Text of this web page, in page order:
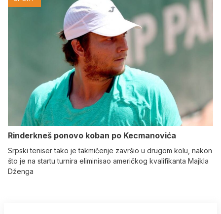
Rinderkneš ponovo koban po Kecmanovića
Srpski teniser tako je takmičenje završio u drugom kolu, nakon
što je na startu turnira eliminisao američkog kvalifikanta Majkla
Dženga